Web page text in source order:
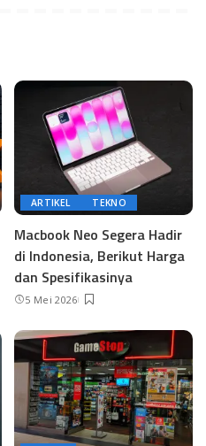
ARTIKEL TEKNO
Macbook Neo Segera Hadir
di Indonesia, Berikut Harga
dan Spesifikasinya
5 Mei 2026